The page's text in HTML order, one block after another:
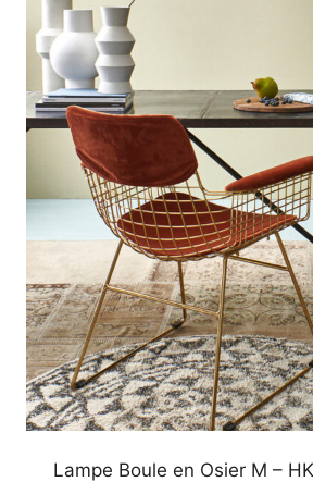
Lampe Boule en Osier M –